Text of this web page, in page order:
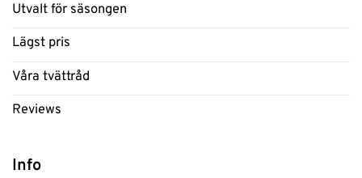
Utvalt för säsongen
Lägst pris
Våra tvättråd
Reviews
Info